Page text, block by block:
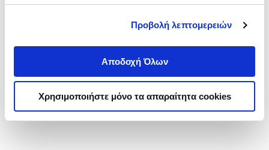
Προβολή λεπτομερειών
Αποδοχή Όλων
Χρησιμοποιήστε μόνο τα απαραίτητα cookies